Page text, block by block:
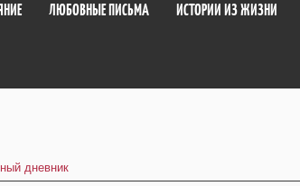
ЛЮБОВНЫЕ ПИСЬМА ИСТОРИИ ИЗ ЖИЗНИ
дневник